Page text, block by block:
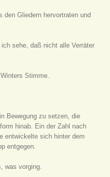
den Gliedern hervortraten und
sehe, daß nicht alle Verräter
Stimme.
Bewegung zu setzen, die
hinab. Ein der Zahl nach
entwickelte sich hinter dem
entgegen.
was vorging.